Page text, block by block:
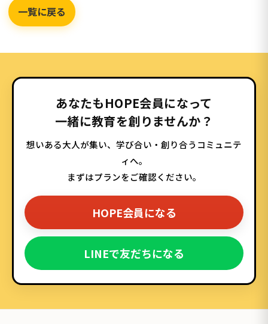
一覧に戻る
あなたもHOPE会員になって
一緒に教育を創りませんか？
想いある大人が集い、学び合い・創り合うコミュニテ
ィへ。
まずはプランをご確認ください。
HOPE会員になる
LINEで友だちになる